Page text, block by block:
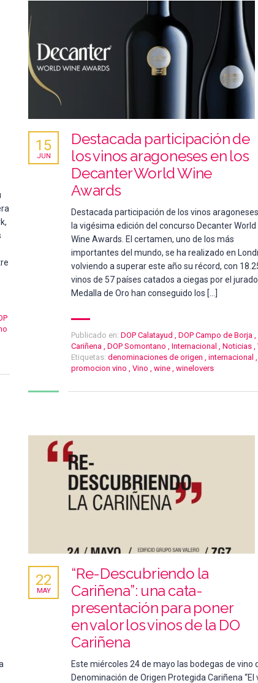
Destacada participación de
los vinos aragoneses en los
Decanter World Wine
Awards
15
JUN
Destacada participación de los vinos
la vigésima edición del concurso Decanter World
Wine Awards. El certamen, uno de los más
importantes del mundo, se ha realizado en
volviendo a superar este año su récord, con
vinos de 57 países catados a ciegas por el jurado.
Medalla de Oro han conseguido los […]
Publicado en: DOP Calatayud DOP Campo de Borja
Cariñena
DOP Somontano Internacional Noticias
Etiquetas: denominaciones de origen internacional
promocion vino
Vino wine winelovers
“Re-Descubriendo la
Cariñena”: una cata-
presentación para poner
en valor los vinos de la DO
Cariñena
22
MAY
Este miércoles 24 de mayo las bodegas de vino
Denominación de Origen Protegida Cariñena “El